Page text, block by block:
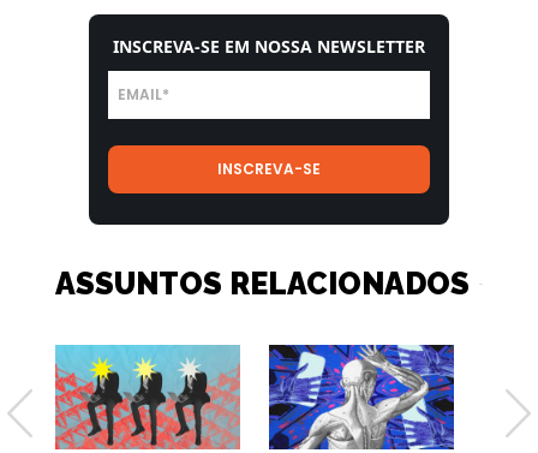
INSCREVA-SE EM NOSSA NEWSLETTER
ASSUNTOS RELACIONADOS